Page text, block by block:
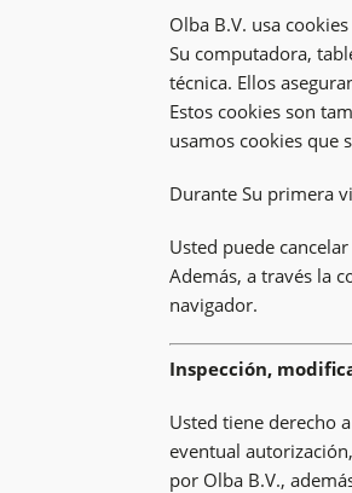
Olba B.V. usa
Su computadora,
técnica. Ellos
Estos cookies son
usamos cookies que
Durante Su primera
Usted puede
Además, a través la
navigador.
Inspección,
Usted tiene derecho
eventual
por Olba B.V.,